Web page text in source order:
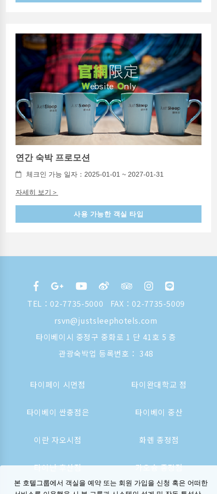
연간 숙박 프로모션
체크인 가능 일자：2025-01-01 ~ 2027-01-31
자세히 보기＞
사용 가능한 객실 타입
TEL： 02-7735-5000
FAX：02-7735-5009
rsvn@justsleephotels.com
타이베이시 중정구 중화로 1 단 41호 5 층
관광숙박업 등록번호： 348
타이페이 시먼점 타이완대학교 점
타이베이 싼충점은 타이베이 중산
이란 자오시점 화롄 종정점
타이난 후산점 가오슝 종정점
본 호텔그룹에서 객실을 예약 또는 회원 가입을 신청 혹은 어떠한